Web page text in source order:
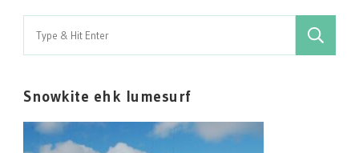
for:
Snowkite ehk lumesurf